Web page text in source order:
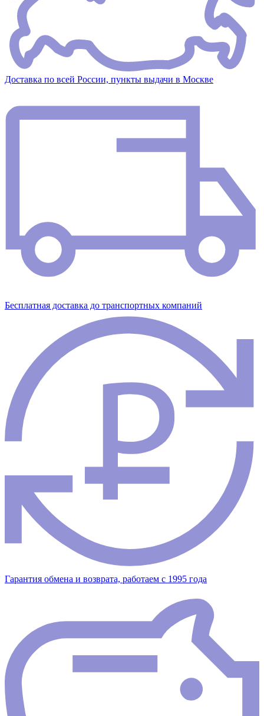
Доставка по всей России, пункты выдачи в Москве
Бесплатная доставка до транспортных компаний
Гарантия обмена и возврата, работаем с 1995 года